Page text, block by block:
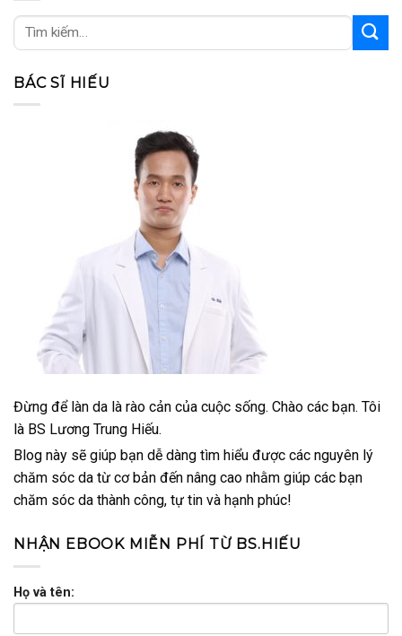
BÁC SĨ HIẾU
Đừng để làn da là rào cản của cuộc sống. Chào các bạn. Tôi
là BS Lương Trung Hiếu.
Blog này sẽ giúp bạn dễ dàng tìm hiểu được các nguyên lý
chăm sóc da từ cơ bản đến nâng cao nhằm giúp các bạn
chăm sóc da thành công, tự tin và hạnh phúc!
NHẬN EBOOK MIỄN PHÍ TỪ BS.HIẾU
Họ và tên: